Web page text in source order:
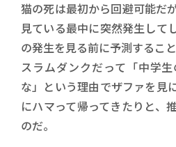
猫の死は最初から回避可能だ
見ている最中に突然発生して
の発生を見る前に予測するこ
スラムダンクだって「中学
な」という理由でザファを見
にハマって帰ってきたりと、
のだ。